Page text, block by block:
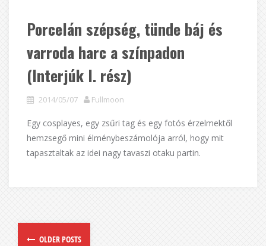
Porcelán szépség, tünde báj és
varroda harc a színpadon
(Interjúk I. rész)
2014/05/07 Fullmoon
Egy cosplayes, egy zsűri tag és egy fotós érzelmektől
hemzsegő mini élménybeszámolója arról, hogy mit
tapasztaltak az idei nagy tavaszi otaku partin.
OLDER POSTS